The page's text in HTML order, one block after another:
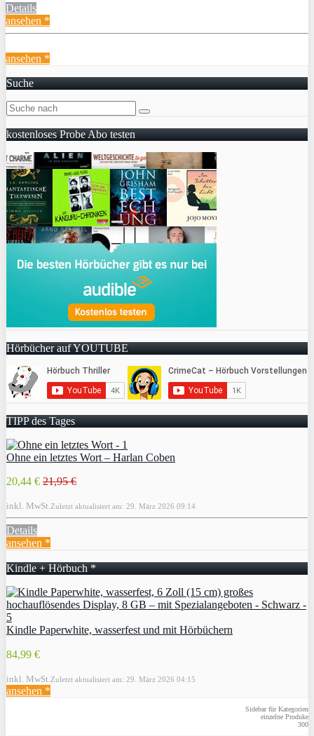
Details
ansehen *
ansehen *
Suche
kostenloses Probe Abo testen
Hörbücher auf YOUTUBE
TIPP des Tages
Ohne ein letztes Wort – Harlan Coben
20,44 € 21,95 €
inkl. MwSt. Zuletzt aktualisiert am: 29. März 2026 09:14
Details
ansehen *
Kindle + Hörbuch *
Kindle Paperwhite, wasserfest und mit Hörbüchern
84,99 €
inkl. MwSt. Zuletzt aktualisiert am: 29. März 2026 04:15
ansehen *
Sidebar für Kategorien
einzelne Produke
300